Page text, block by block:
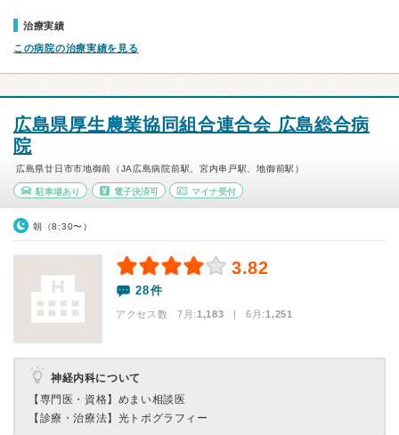
治療実績
この病院の治療実績を見る
広島県厚生農業協同組合連合会 広島総合病
院
広島県廿日市市地御前（JA広島病院前駅、宮内串戸駅、地御前駅）
駐車場あり 電子決済可 マイナ受付
朝（8:30〜）
3.82
28件
アクセス数 7月:1,183 | 6月:1,251
神経内科について
【専門医・資格】 めまい相談医
【診療・治療法】 光トポグラフィー